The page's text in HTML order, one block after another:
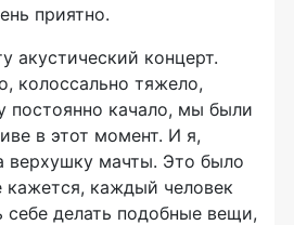
приятно.
акустический концерт.
колоссально тяжело,
постоянно качало, мы были
в этот момент. И я,
верхушку мачты. Это было
кажется, каждый человек
себе делать подобные вещи,